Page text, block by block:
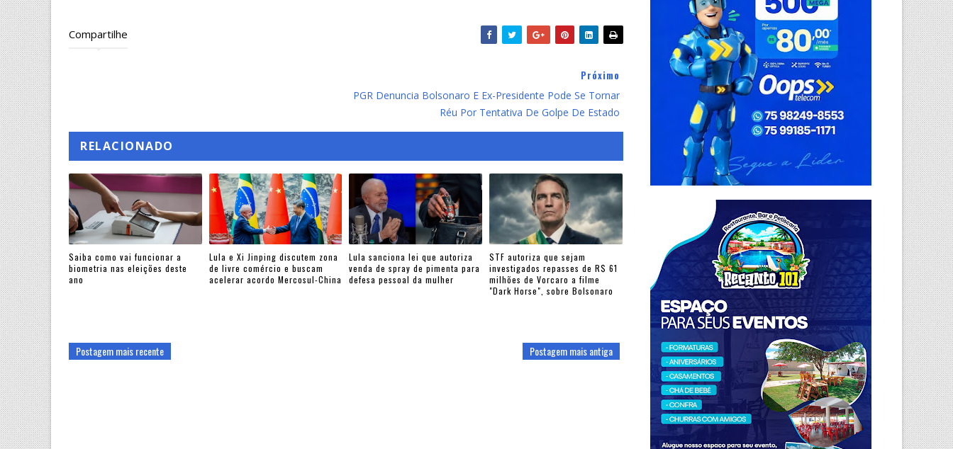
Compartilhe
Próximo
PGR Denuncia Bolsonaro E Ex-Presidente Pode Se Tornar
Réu Por Tentativa De Golpe De Estado
RELACIONADO
Saiba como vai funcionar a
biometria nas eleições deste
ano
Lula e Xi Jinping discutem zona
de livre comércio e buscam
acelerar acordo Mercosul-China
Lula sanciona lei que autoriza
venda de spray de pimenta para
defesa pessoal da mulher
STF autoriza que sejam
investigados repasses de R$ 61
milhões de Vorcaro a filme
"Dark Horse", sobre Bolsonaro
Postagem mais recente Postagem mais antiga